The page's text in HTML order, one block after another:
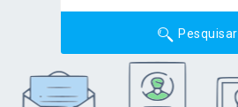
Pesquisar